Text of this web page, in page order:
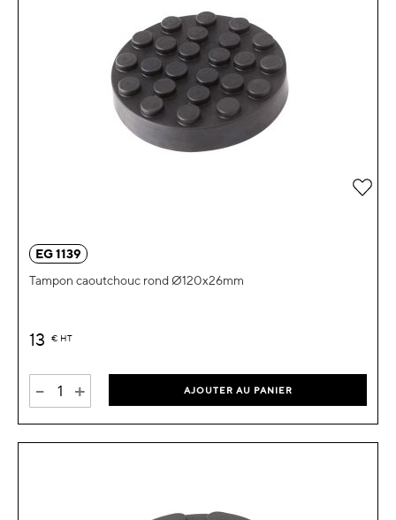
EG 1139
Tampon caoutchouc rond Ø120x26mm
13 € HT
- + AJOUTER AU PANIER